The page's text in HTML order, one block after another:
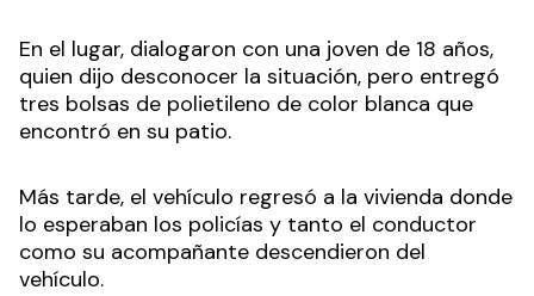
En el lugar, dialogaron con una joven de 18 años,
quien dijo desconocer la situación, pero entregó
tres bolsas de polietileno de color blanca que
encontró en su patio.
Más tarde, el vehículo regresó a la vivienda donde
lo esperaban los policías y tanto el conductor
como su acompañante descendieron del
vehículo.